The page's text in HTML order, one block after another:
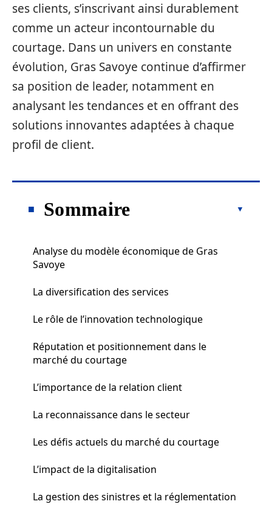
ses clients, s’inscrivant ainsi durablement
comme un acteur incontournable du
courtage. Dans un univers en constante
évolution, Gras Savoye continue d’affirmer
sa position de leader, notamment en
analysant les tendances et en offrant des
solutions innovantes adaptées à chaque
profil de client.
Sommaire
Analyse du modèle économique de Gras
Savoye
La diversification des services
Le rôle de l’innovation technologique
Réputation et positionnement dans le
marché du courtage
L’importance de la relation client
La reconnaissance dans le secteur
Les défis actuels du marché du courtage
L’impact de la digitalisation
La gestion des sinistres et la réglementation